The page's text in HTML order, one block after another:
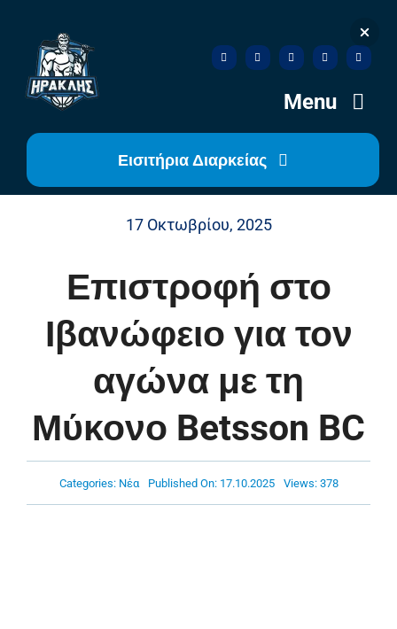
content
Menu
Αρχική
Ιστορία
Η Ομάδα
Η Διοίκηση
Πρόγραμμα
Νέα
Εισιτήρια Διαρκείας
17 Οκτωβρίου, 2025
Επιστροφή στο
Ιβανώφειο για τον
αγώνα με τη
Μύκονο Betsson BC
Categories: Νέα Published On: 17.10.2025 Views: 378